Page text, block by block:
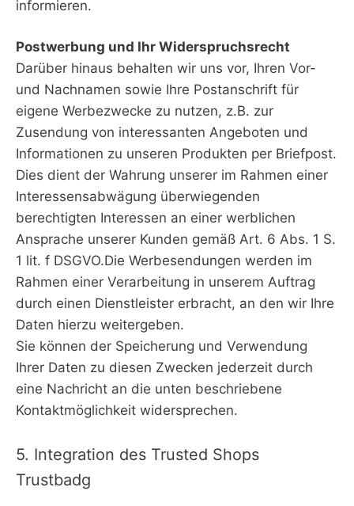
informieren.
Postwerbung und Ihr Widerspruchsrecht
Darüber hinaus behalten wir uns vor, Ihren Vor-
und Nachnamen sowie Ihre Postanschrift für
eigene Werbezwecke zu nutzen, z.B. zur
Zusendung von interessanten Angeboten und
Informationen zu unseren Produkten per Briefpost.
Dies dient der Wahrung unserer im Rahmen einer
Interessensabwägung überwiegenden
berechtigten Interessen an einer werblichen
Ansprache unserer Kunden gemäß Art. 6 Abs. 1 S.
1 lit. f DSGVO.Die Werbesendungen werden im
Rahmen einer Verarbeitung in unserem Auftrag
durch einen Dienstleister erbracht, an den wir Ihre
Daten hierzu weitergeben.
Sie können der Speicherung und Verwendung
Ihrer Daten zu diesen Zwecken jederzeit durch
eine Nachricht an die unten beschriebene
Kontaktmöglichkeit widersprechen.
5. Integration des Trusted Shops
Trustbadg